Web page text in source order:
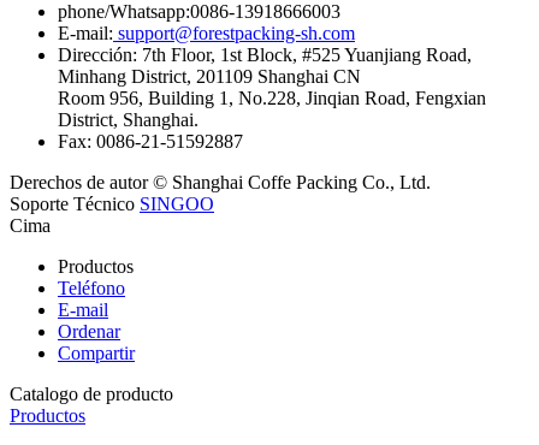
phone/Whatsapp:0086-13918666003
E-mail: support@forestpacking-sh.com
Dirección: 7th Floor, 1st Block, #525 Yuanjiang Road,
Minhang District, 201109 Shanghai CN
Room 956, Building 1, No.228, Jinqian Road, Fengxian
District, Shanghai.
Fax: 0086-21-51592887
Derechos de autor © Shanghai Coffe Packing Co., Ltd.
Soporte Técnico SINGOO
Cima
Productos
Teléfono
E-mail
Ordenar
Compartir
Catalogo de producto
Productos